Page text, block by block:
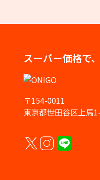
スーパー価格で
〒154-0011
東京都世田谷区上馬